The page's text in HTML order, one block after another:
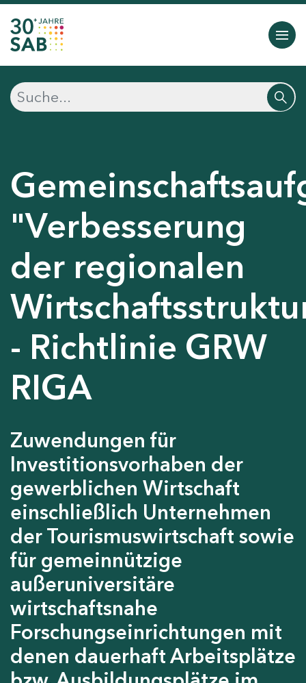
"Verbesserung
der regionalen
- Richtlinie GRW
RIGA
Zuwendungen für
Investitionsvorhaben der
gewerblichen Wirtschaft
einschließlich Unternehmen
der Tourismuswirtschaft sowie
für gemeinnützige
außeruniversitäre
wirtschaftsnahe
Forschungseinrichtungen mit
denen dauerhaft Arbeitsplätze